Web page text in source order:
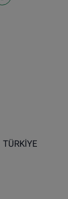
TÜRKİYE